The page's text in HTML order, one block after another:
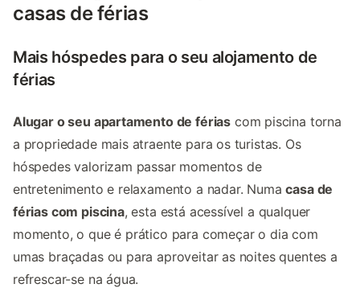
casas de férias
Mais hóspedes para o seu alojamento de
férias
Alugar o seu apartamento de férias com piscina torna
a propriedade mais atraente para os turistas. Os
hóspedes valorizam passar momentos de
entretenimento e relaxamento a nadar. Numacasa de
férias com piscina, esta está acessível a qualquer
momento, o que é prático para começar o dia com
umas braçadas ou para aproveitar as noites quentes a
refrescar-se na água.